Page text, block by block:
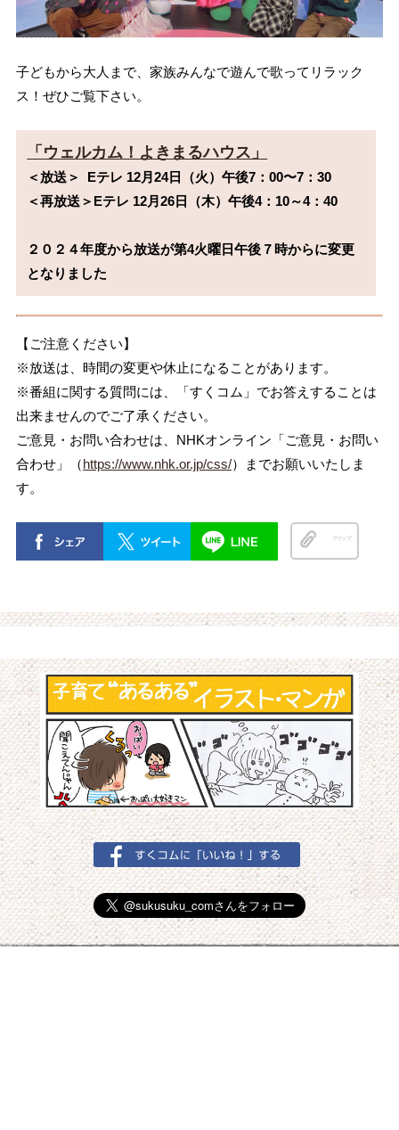
子どもから大人まで、家族みんなで遊んで歌ってリラック
ス！ぜひご覧下さい。
「ウェルカム！よきまるハウス」
＜放送＞  Eテレ 12月24日（火）午後7：00〜7：30
＜再放送＞Eテレ 12月26日（木）午後4：10～4：40
２０２４年度から放送が第4火曜日午後７時からに変更
となりました
【ご注意ください】
※放送は、時間の変更や休止になることがあります。
※番組に関する質問には、「すくコム」でお答えすることは
出来ませんのでご了承ください。
ご意見・お問い合わせは、NHKオンライン「ご意見・お問い
合わせ」（https://www.nhk.or.jp/css/）までお願いいたしま
す。
クリップ